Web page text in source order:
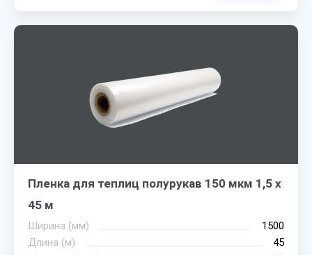
Пленка для теплиц полурукав 150 мкм 1,5 х
45 м
Ширина (мм)
1500
Длина (м)
45